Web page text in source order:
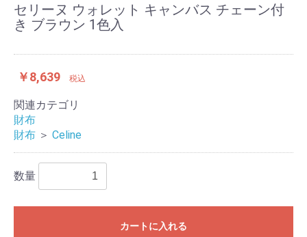
セリーヌ ウォレット キャンバス チェーン付
き ブラウン 1色入
￥8,639 税込
関連カテゴリ
財布
財布 ＞ Celine
数量
カートに入れる